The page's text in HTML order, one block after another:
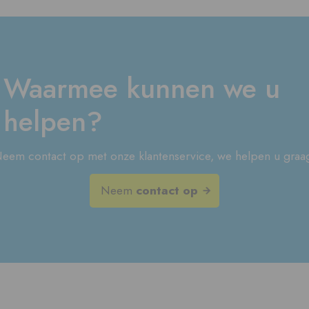
Waarmee kunnen we u
helpen?
contact op met onze klantenservice, we helpen u
Neem contact op